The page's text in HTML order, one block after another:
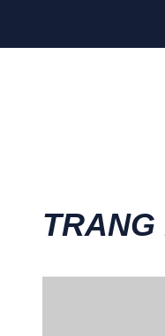
TRANG